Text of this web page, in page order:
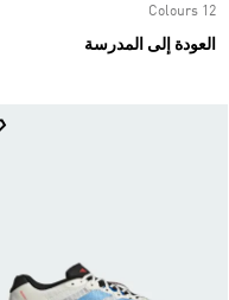
12 Colours
العودة إلى المدرسة